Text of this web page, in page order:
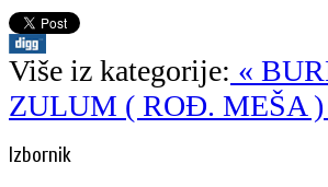
Više iz kategorije: «
ZULUM ( ROĐ. MEŠA
Izbornik